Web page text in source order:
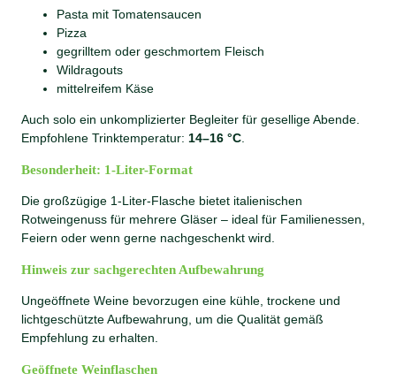
Pasta mit Tomatensaucen
Pizza
gegrilltem oder geschmortem Fleisch
Wildragouts
mittelreifem Käse
Auch solo ein unkomplizierter Begleiter für gesellige Abende.
Empfohlene Trinktemperatur: 14–16 °C
Besonderheit: 1-Liter-Format
Die großzügige 1-Liter-Flasche bietet italienischen
Rotweingenuss für mehrere Gläser – ideal für Familienessen,
Feiern oder wenn gerne nachgeschenkt wird.
Hinweis zur sachgerechten Aufbewahrung
Ungeöffnete Weine bevorzugen eine kühle, trockene und
lichtgeschützte Aufbewahrung, um die Qualität gemäß
Empfehlung zu erhalten.
Geöffnete Weinflaschen